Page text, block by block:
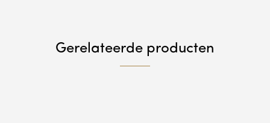
Gerelateerde producten